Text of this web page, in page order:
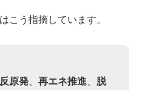
こう指摘しています。
反原発、 再エネ推進
脱